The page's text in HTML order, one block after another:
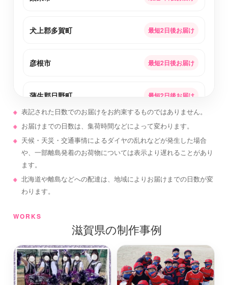
犬上郡多賀町 最短2日後お届け
彦根市 最短2日後お届け
蒲生郡日野町 最短2日後お届け
長浜市 最短2日後お届け
甲賀市
守山市
犬上郡甲良町 最短2日後お届け
大津市 最短2日後お届け
表記された日数でのお届けをお約束するものではありません。
お届けまでの日数は、集荷時間などによって変わります。
天候・天災・交通事情によるダイヤの乱れなどが発生した場合
や、一部離島発着のお荷物については表示より遅れることがあり
ます。
北海道や離島などへの配達は、地域によりお届けまでの日数が変
わります。
WORKS
滋賀県の制作事例